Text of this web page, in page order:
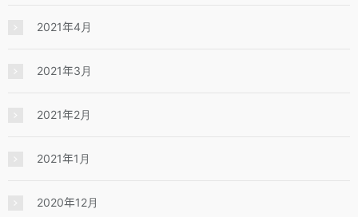
2021年4月
2021年3月
2021年2月
2021年1月
2020年12月